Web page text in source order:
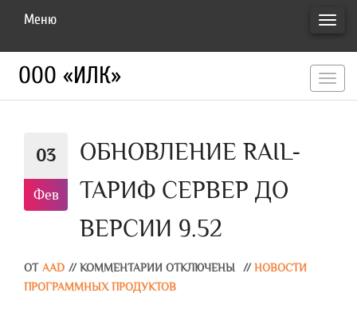
Меню
ООО «ИЛК»
03
Фев
ОБНОВЛЕНИЕ RAIL-
ТАРИФ СЕРВЕР ДО
ВЕРСИИ 9.52
ОТ AAD // КОММЕНТАРИИ ОТКЛЮЧЕНЫ // НОВОСТИ
ПРОГРАММНЫХ ПРОДУКТОВ